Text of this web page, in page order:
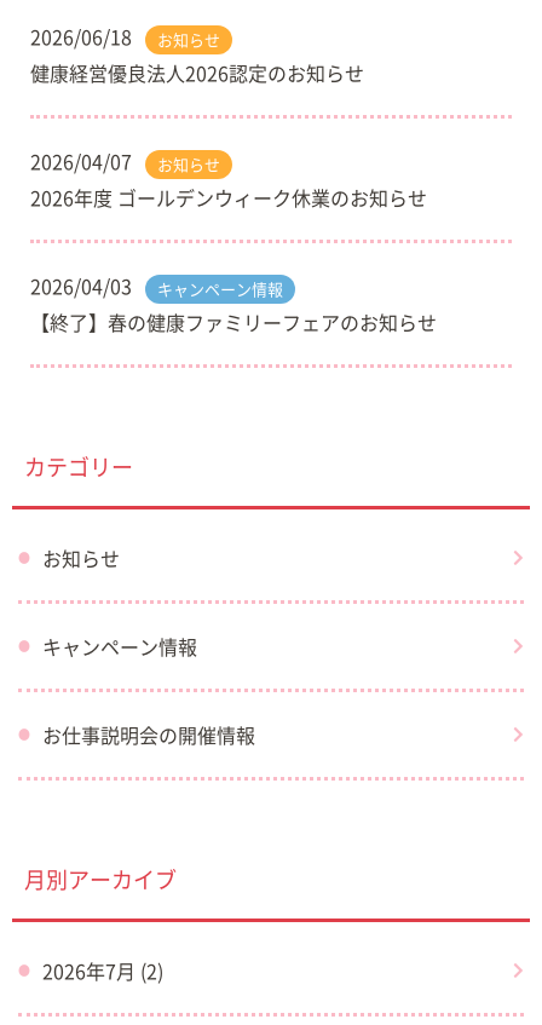
2026/06/18 お知らせ
健康経営優良法人2026認定のお知らせ
2026/04/07 お知らせ
2026年度 ゴールデンウィーク休業のお知らせ
2026/04/03 キャンペーン情報
【終了】春の健康ファミリーフェアのお知らせ
カテゴリー
お知らせ
キャンペーン情報
お仕事説明会の開催情報
月別アーカイブ
2026年7月 (2)